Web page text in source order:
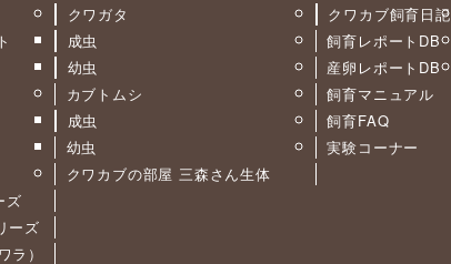
ズ
ーズ
ラ）
クワガタ
成虫
幼虫
カブトムシ
成虫
幼虫
クワカブの部屋 三森さん生体
クワカブ飼育日記
飼育レポートDB
産卵レポートDB
飼育マニュアル
飼育FAQ
実験コーナー